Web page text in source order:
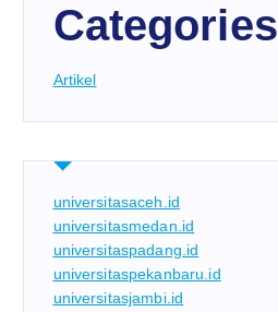
Categories
Artikel
universitasaceh.id
universitasmedan.id
universitaspadang.id
universitaspekanbaru.id
universitasjambi.id